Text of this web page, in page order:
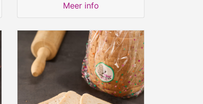
Meer info